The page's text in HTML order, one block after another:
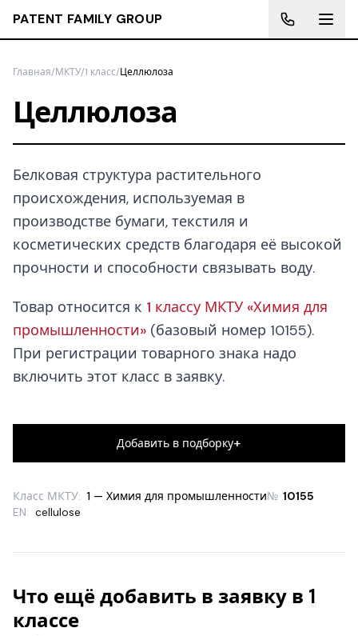
PATENT FAMILY GROUP
Главная/МКТУ/1 класс/Целлюлоза
Целлюлоза
Белковая структура растительного
происхождения, используемая в
производстве бумаги, текстиля и
косметических средств благодаря её высокой
прочности и способности связывать воду.
Товар относится к 1 классу МКТУ «Химия для
промышленности» (базовый номер 10155).
При регистрации товарного знака надо
включить этот класс в заявку.
Добавить в подборку+
Класс МКТУ: 1 — Химия для промышленности№ 10155
EN: cellulose
Что ещё добавить в заявку в 1
классе